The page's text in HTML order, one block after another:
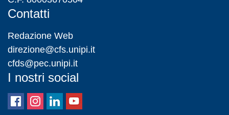
Contatti
Redazione Web
direzione@cfs.unipi.it
cfds@pec.unipi.it
I nostri social